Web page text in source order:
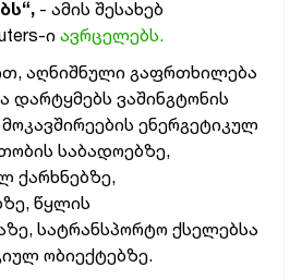
- ამის შესახებ
ი ავრცელებს.
აღნიშნული გაფრთხილება
დარტყმებს ვაშინგტონის
ენერგეტიკულ
საბადოებზე,
ქარხნებზე,
წყლის
სატრანსპორტო ქსელებსა
ობიექტებზე.